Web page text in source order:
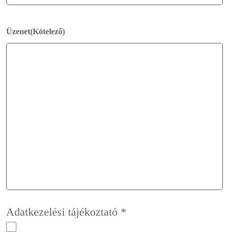
Üzenet(Kötelező)
Adatkezelési tájékoztató *